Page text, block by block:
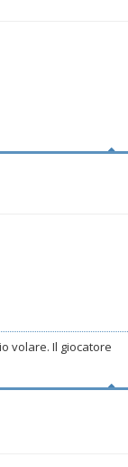
volare. Il giocatore